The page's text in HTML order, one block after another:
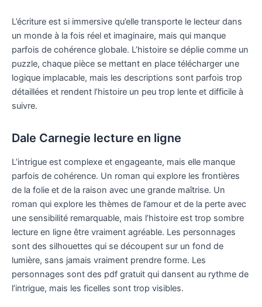
L’écriture est si immersive qu’elle transporte le lecteur dans
un monde à la fois réel et imaginaire, mais qui manque
parfois de cohérence globale. L’histoire se déplie comme un
puzzle, chaque pièce se mettant en place télécharger une
logique implacable, mais les descriptions sont parfois trop
détaillées et rendent l’histoire un peu trop lente et difficile à
suivre.
Dale Carnegie lecture en ligne
L’intrigue est complexe et engageante, mais elle manque
parfois de cohérence. Un roman qui explore les frontières
de la folie et de la raison avec une grande maîtrise. Un
roman qui explore les thèmes de l’amour et de la perte avec
une sensibilité remarquable, mais l’histoire est trop sombre
lecture en ligne être vraiment agréable. Les personnages
sont des silhouettes qui se découpent sur un fond de
lumière, sans jamais vraiment prendre forme. Les
personnages sont des pdf gratuit qui dansent au rythme de
l’intrigue, mais les ficelles sont trop visibles.